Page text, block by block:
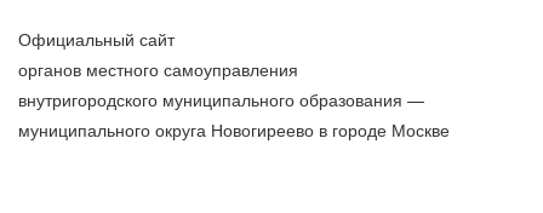
Официальный сайт
органов местного самоуправления
внутригородского муниципального образования —
муниципального округа Новогиреево в городе Москве